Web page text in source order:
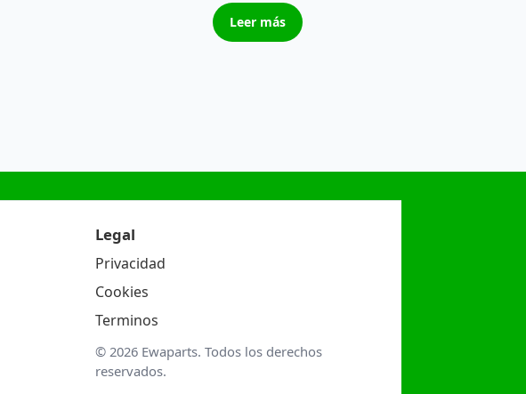
Leer más
Legal
Privacidad
Cookies
Terminos
© 2026 Ewaparts. Todos los derechos
reservados.